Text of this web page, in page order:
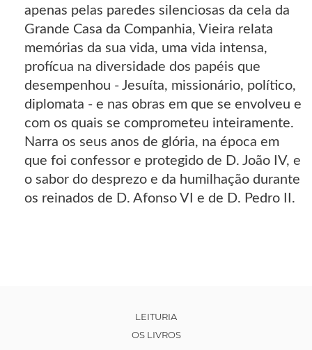
apenas pelas paredes silenciosas da cela da
Grande Casa da Companhia, Vieira relata
memórias da sua vida, uma vida intensa,
profícua na diversidade dos papéis que
desempenhou - Jesuíta, missionário, político,
diplomata - e nas obras em que se envolveu e
com os quais se comprometeu inteiramente.
Narra os seus anos de glória, na época em
que foi confessor e protegido de D. João IV, e
o sabor do desprezo e da humilhação durante
os reinados de D. Afonso VI e de D. Pedro II.
LEITURIA
OS LIVROS